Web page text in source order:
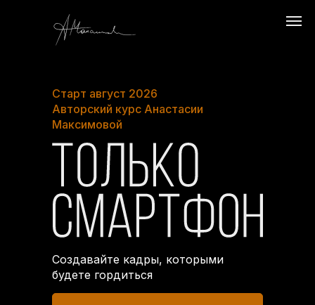
Создавайте кадры, которыми
будете гордиться
Старт август 2026
Авторский курс Анастасии
Максимовой